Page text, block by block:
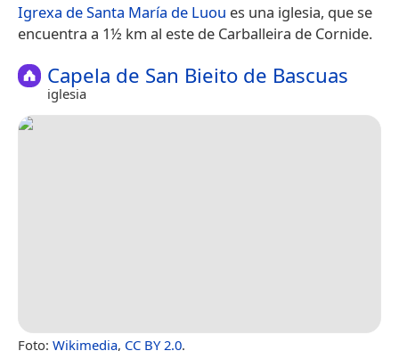
Igrexa de Santa María de Luou es una iglesia, que se
encuentra a 1½ km al este de Carballeira de Cornide.
Capela de San Bieito de Bascuas
iglesia
Foto: Wikimedia, CC BY 2.0.